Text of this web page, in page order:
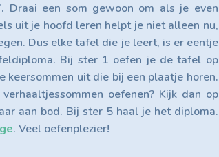
een som gewoon om als je even
uit je hoofd leren helpt je niet alleen nu,
Dus elke tafel die je leert, is er eentje
Bij ster 1 oefen je de tafel op
uit die bij een plaatje horen.
oefenen? Kijk dan op
aan bod. Bij ster 5 haal je het diploma.
. Veel oefenplezier!